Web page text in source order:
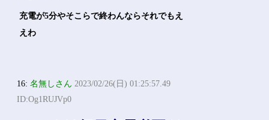
充電が5分やそこらで終わんならそれでもえ
えわ
16:名無しさん 2023/02/26(日) 01:25:57.49
ID:Og1RUJVp0